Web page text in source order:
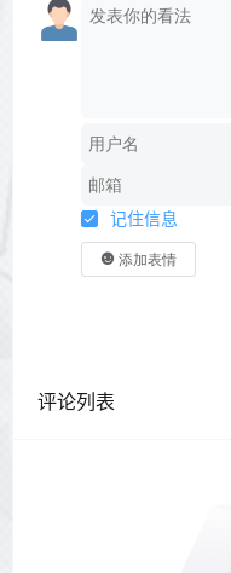
记住信息
添加表情
评论列表